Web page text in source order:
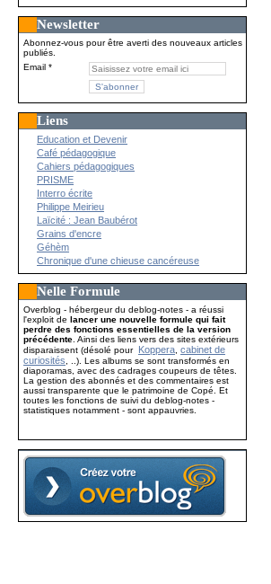
Newsletter
Abonnez-vous pour être averti des nouveaux articles
publiés.
Email
Liens
Education et Devenir
Café pédagogique
Cahiers pédagogiques
PRISME
Interro écrite
Philippe Meirieu
Laïcité : Jean Baubérot
Grains d'encre
Géhèm
Chronique d'une chieuse cancéreuse
Nelle Formule
Overblog - hébergeur du deblog-notes - a réussi
l'exploit delancer une nouvelle formule qui fait
perdre des fonctions essentielles de la version
précédente . Ainsi des liens vers des sites extérieurs
disparaissent (désolé pour Koppera ,cabinet de
curiosités , ..). Les albums se sont transformés en
diaporamas, avec des cadrages coupeurs de têtes.
La gestion des abonnés et des commentaires est
aussi transparente que le patrimoine de Copé. Et
toutes les fonctions de suivi du deblog-notes -
statistiques notamment - sont appauvries.